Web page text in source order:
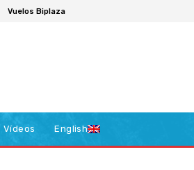
Vuelos Biplaza
Vídeos English